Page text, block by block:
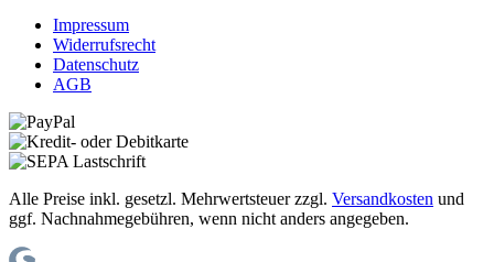
Impressum
Widerrufsrecht
Datenschutz
AGB
Alle Preise inkl. gesetzl. Mehrwertsteuer zzgl. Versandkosten und
ggf. Nachnahmegebühren, wenn nicht anders angegeben.